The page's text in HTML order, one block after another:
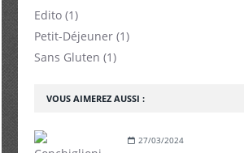
VOUS AIMEREZ AUSSI :
27/03/2024
Edito (1)
Petit-Déjeuner (1)
Sans Gluten (1)